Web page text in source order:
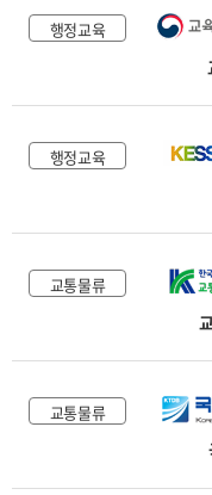
행정교육
행정교육
교통물류
교통물류